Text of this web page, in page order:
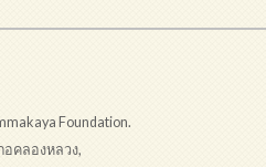
Foundation.
อคลองหลวง,